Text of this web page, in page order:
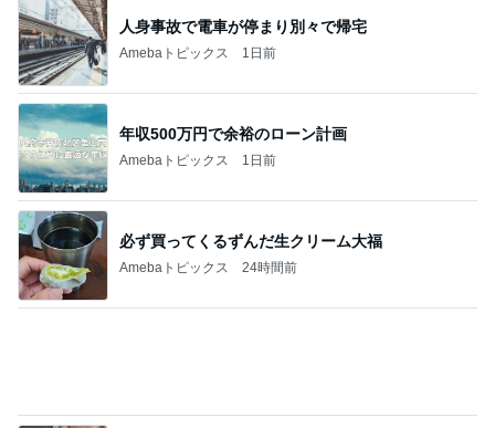
人身事故で電車が停まり別々で帰宅
Amebaトピックス 1日前
年収500万円で余裕のローン計画
Amebaトピックス 1日前
必ず買ってくるずんだ生クリーム大福
Amebaトピックス 24時間前